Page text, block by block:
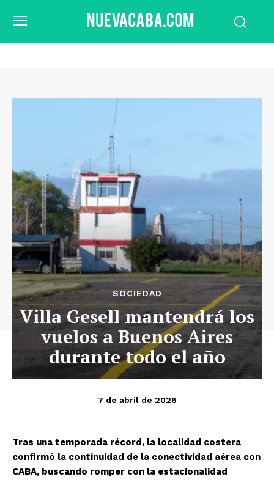
SOCIEDAD
Villa Gesell mantendrá los
vuelos a Buenos Aires
durante todo el año
7 de abril de 2026
Tras una temporada récord, la localidad costera
confirmó la continuidad de la conectividad aérea con
CABA, buscando romper con la estacionalidad